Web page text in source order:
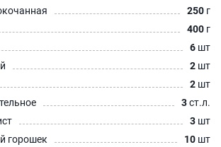
250 г
400 г
6 шт
2 шт
2 шт
3ст.л.
3 шт
горошек
10 шт